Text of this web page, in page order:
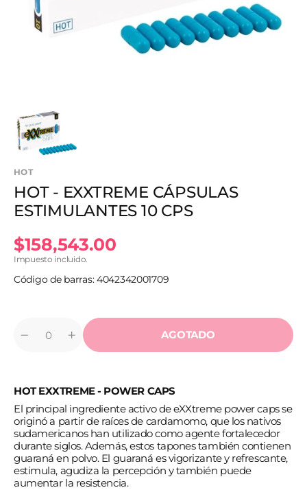
vista
de
galería
HOT
HOT - EXXTREME CÁPSULAS
ESTIMULANTES 10 CPS
Precio
habitual
$158,543.00
Impuesto incluido.
Código de barras: 4042342001709
Reducir
EXXTREME
ESTIMULANTES
10
CPS
Cantidad
Aumentar
cantidad
EXXTREME
ESTIMULANTES
10
CPS
AGOTADO
HOT EXXTREME - POWER CAPS
El principal ingrediente activo de eXXtreme power caps se
originó a partir de raíces de cardamomo, que los nativos
sudamericanos han utilizado como agente fortalecedor
durante siglos. Además, estos tapones también contienen
guaraná en polvo. El guaraná es vigorizante y refrescante,
estimula, agudiza la percepción y también puede
aumentar la resistencia.